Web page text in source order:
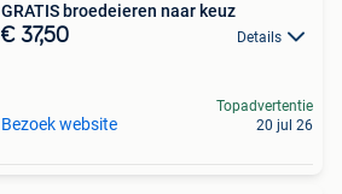
GRATIS broedeieren naar keuz
€ 37,50 Details
Bezoek website
Topadvertentie
20 jul 26